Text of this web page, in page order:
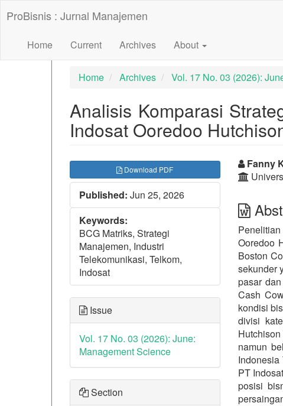
##plugins.themes.bootstrap3.accessible_menu.sidebar##
ProBisnis : Jurnal Manajemen
Home Current Archives About
Home Archives Vol. 17 No. 03 (2026):
Analisis Komparasi
Indosat Ooredoo
Download PDF
Published: Jun 25, 2026
Keywords:
BCG Matriks, Strategi
Manajemen, Industri
Telekomunikasi, Telkom,
Indosat
Issue
Vol. 17 No. 03 (2026): June:
Management Science
Section
Fanny
Ooredoo
Boston
sekunder
pasar
Cash
kondisi
divisi
namun
PT
posisi